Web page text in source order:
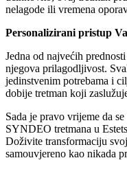
nelagode ili vremena
Personalizirani pristup
Jedna od najvećih
njegova prilagodljivost.
jedinstvenim potrebama i
dobije tretman koji
Sada je pravo vrijeme da
SYNDEO tretmana u
Doživite transformaciju
samouvjereno kao nikada